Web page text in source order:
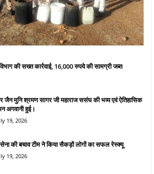
की सख्त कार्रवाई, 16,000 रुपये की सामग्री जब्त
जैन मुनि श्रमण सागर जी महाराज ससंघ की भव्य एवं ऐतिहासिक
अगवानी हुई।
19, 2026
की बचाव टीम ने किया सैकड़ों लोगों का सफल रेस्क्यू
19, 2026